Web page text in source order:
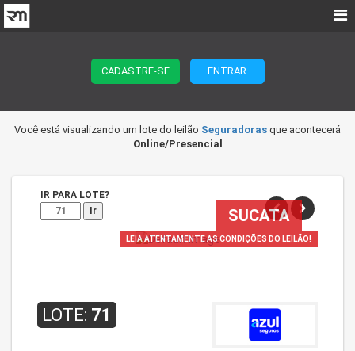
CADASTRE-SE ENTRAR
Você está visualizando um lote do leilão Seguradoras que acontecerá
Online/Presencial
IR PARA LOTE?
Ir
LEIA ATENTAMENTE AS CONDIÇÕES DO LEILÃO!
LOTE: 71